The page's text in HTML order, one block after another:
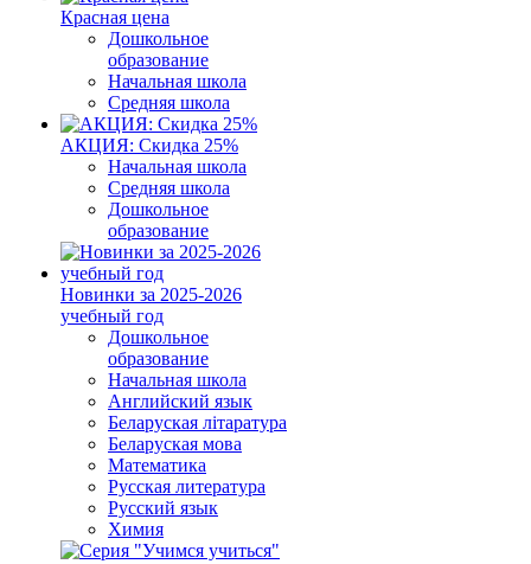
Красная цена
Дошкольное
образование
Начальная школа
Средняя школа
АКЦИЯ: Скидка 25%
Начальная школа
Средняя школа
Дошкольное
образование
Новинки за 2025-2026
учебный год
Дошкольное
образование
Начальная школа
Английский язык
Беларуская літаратура
Беларуская мова
Математика
Русская литература
Русский язык
Химия